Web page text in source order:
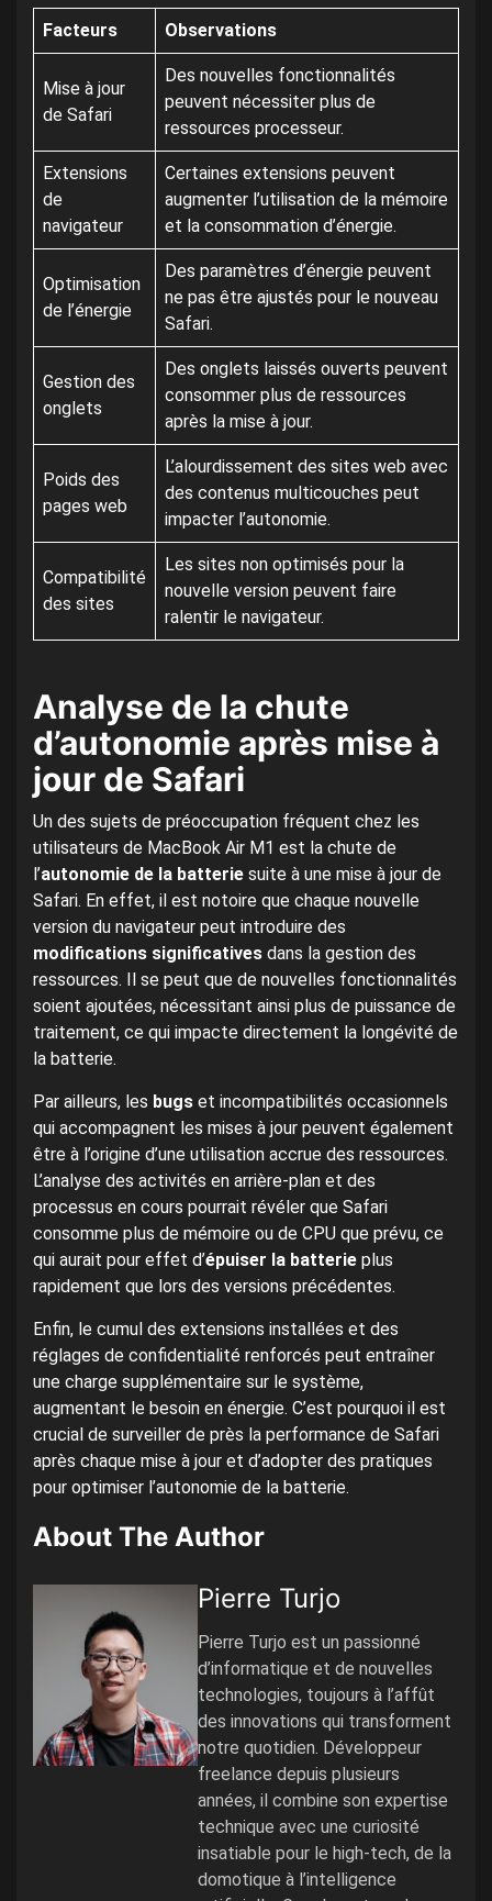
Facteurs Observations
Mise à jour
de Safari
Des nouvelles fonctionnalités
peuvent nécessiter plus de
ressources processeur.
Extensions
de
navigateur
Certaines extensions peuvent
augmenter l’utilisation de la mémoire
et la consommation d’énergie.
Optimisation
de l’énergie
Des paramètres d’énergie peuvent
ne pas être ajustés pour le nouveau
Safari.
Gestion des
onglets
Des onglets laissés ouverts peuvent
consommer plus de ressources
après la mise à jour.
Poids des
pages web
L’alourdissement des sites web avec
des contenus multicouches peut
impacter l’autonomie.
Compatibilité
des sites
Les sites non optimisés pour la
nouvelle version peuvent faire
ralentir le navigateur.
Analyse de la chute
d’autonomie après mise à
jour de Safari
Un des sujets de préoccupation fréquent chez les
utilisateurs de MacBook Air M1 est la chute de
l’autonomie de la batterie suite à une mise à jour de
Safari. En effet, il est notoire que chaque nouvelle
version du navigateur peut introduire des
modifications significatives dans la gestion des
ressources. Il se peut que de nouvelles fonctionnalités
soient ajoutées, nécessitant ainsi plus de puissance de
traitement, ce qui impacte directement la longévité de
la batterie.
Par ailleurs, les bugs et incompatibilités occasionnels
qui accompagnent les mises à jour peuvent également
être à l’origine d’une utilisation accrue des ressources.
L’analyse des activités en arrière-plan et des
processus en cours pourrait révéler que Safari
consomme plus de mémoire ou de CPU que prévu, ce
qui aurait pour effet d’épuiser la batterie plus
rapidement que lors des versions précédentes.
Enfin, le cumul des extensions installées et des
réglages de confidentialité renforcés peut entraîner
une charge supplémentaire sur le système,
augmentant le besoin en énergie. C’est pourquoi il est
crucial de surveiller de près la performance de Safari
après chaque mise à jour et d’adopter des pratiques
pour optimiser l’autonomie de la batterie.
About The Author
Pierre Turjo
Pierre Turjo est un passionné
d’informatique et de nouvelles
technologies, toujours à l’affût
des innovations qui transforment
notre quotidien. Développeur
freelance depuis plusieurs
années, il combine son expertise
technique avec une curiosité
insatiable pour le high-tech, de la
domotique à l’intelligence